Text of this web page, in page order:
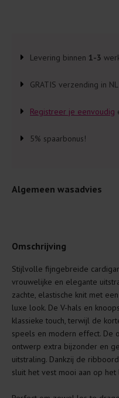
Levering binnen 1-3
GRATIS verzending in
Registreer je eenvoudig
5% spaarbonus!
Algemeen wasadvies
Je wilt natuurlijk lang
Daarom geven wij een
Lees altijd eerst even
Was kleding binnenste
buitenkant.
Wees zuinig met
genoeg.
Was zo koud mogelijk.
Omschrijving
Stijlvolle fijngebreide
vrouwelijke en elegante
zachte, elastische knit met
luxe look. De V-hals en
klassieke touch, terwijl de
speels en modern effect. De
ontwerp extra bijzonder en
uitstraling. Dankzij de
sluit het vest mooi aan op het